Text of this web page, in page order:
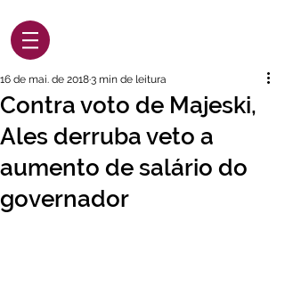
Contra voto de Majeski,
Ales derruba veto a
aumento de salário do
governador
16 de mai. de 20183 min de leitura